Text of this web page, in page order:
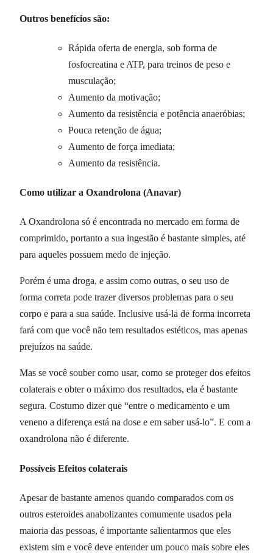
Outros benefícios são:
Rápida oferta de energia, sob forma de
fosfocreatina e ATP, para treinos de peso e
musculação;
Aumento da motivação;
Aumento da resistência e potência anaeróbias;
Pouca retenção de água;
Aumento de força imediata;
Aumento da resistência.
Como utilizar a Oxandrolona (Anavar)
A Oxandrolona só é encontrada no mercado em forma de
comprimido, portanto a sua ingestão é bastante simples, até
para aqueles possuem medo de injeção.
Porém é uma droga, e assim como outras, o seu uso de
forma correta pode trazer diversos problemas para o seu
corpo e para a sua saúde. Inclusive usá-la de forma incorreta
fará com que você não tem resultados estéticos, mas apenas
prejuízos na saúde.
Mas se você souber como usar, como se proteger dos efeitos
colaterais e obter o máximo dos resultados, ela é bastante
segura. Costumo dizer que “entre o medicamento e um
veneno a diferença está na dose e em saber usá-lo”. E com a
oxandrolona não é diferente.
Possíveis Efeitos colaterais
Apesar de bastante amenos quando comparados com os
outros esteroides anabolizantes comumente usados pela
maioria das pessoas, é importante salientarmos que eles
existem sim e você deve entender um pouco mais sobre eles